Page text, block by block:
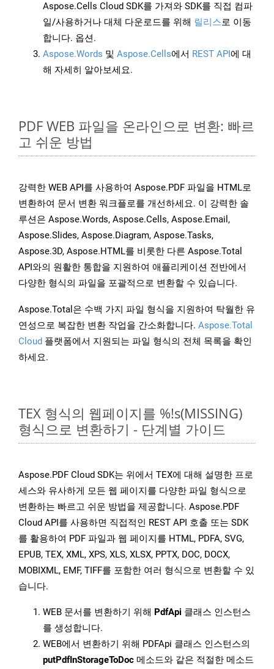
Aspose.Cells Cloud SDK를 가져와 SDK를 직접 컴파
일/사용하거나 대체 다운로드를 위해 릴리스로 이동
합니다. 옵션.
Aspose.Words 및 Aspose.Cells에서 REST API에 대
해 자세히 알아보세요.
PDF WEB 파일을 온라인으로 변환: 빠르
고 쉬운 방법
강력한 WEB API를 사용하여 Aspose.PDF 파일을 HTML로
변환하여 문서 변환 워크플로를 개선하세요. 이 강력한 솔
루션은 Aspose.Words, Aspose.Cells, Aspose.Email,
Aspose.Slides, Aspose.Diagram, Aspose.Tasks,
Aspose.3D, Aspose.HTML를 비롯한 다른 Aspose.Total
API와의 원활한 통합을 지원하여 애플리케이션 전반에서
다양한 형식의 파일을 포괄적으로 변환할 수 있습니다.
Aspose.Total은 수백 가지 파일 형식을 지원하여 탁월한 유
연성으로 복잡한 변환 작업을 간소화합니다. Aspose.Total
Cloud 플랫폼에서 지원되는 파일 형식의 전체 목록을 확인
하세요.
TEX 형식의 웹페이지를 %!s(MISSING)
형식으로 변환하기 - 단계별 가이드
Aspose.PDF Cloud SDK는 위에서 TEX에 대해 설명한 프로
세스와 유사하게 모든 웹 페이지를 다양한 파일 형식으로
변환하는 빠르고 쉬운 방법을 제공합니다. Aspose.PDF
Cloud API를 사용하면 직접적인 REST API 호출 또는 SDK
를 활용하여 PDF 파일과 웹 페이지를 HTML, PDFA, SVG,
EPUB, TEX, XML, XPS, XLS, XLSX, PPTX, DOC, DOCX,
MOBIXML, EMF, TIFF를 포함한 여러 형식으로 변환할 수 있
습니다.
WEB 문서를 변환하기 위해 PdfApi 클래스 인스턴스
를 생성합니다.
WEB에서 변환하기 위해 PDFApi 클래스 인스턴스의
putPdfInStorageToDoc 메소드와 같은 적절한 메소드